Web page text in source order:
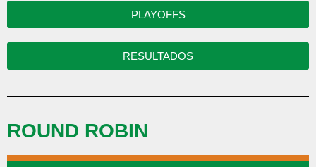
PLAYOFFS
RESULTADOS
ROUND ROBIN